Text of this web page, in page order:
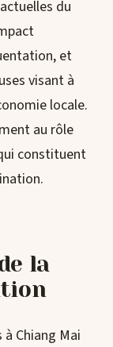
du
et
visant à
locale.
au rôle
constituent
la
Chiang Mai